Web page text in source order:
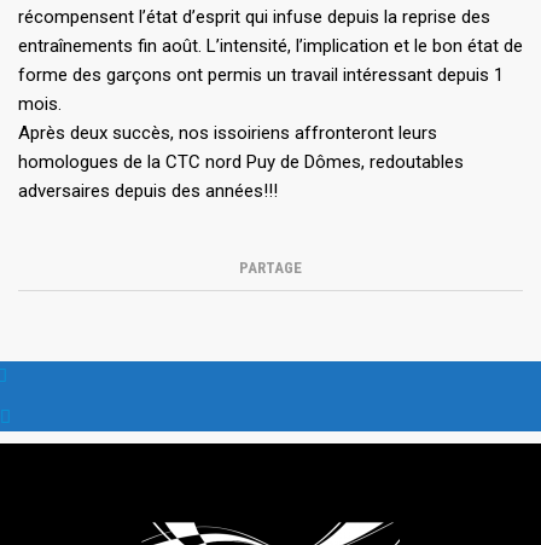
récompensent l’état d’esprit qui infuse depuis la reprise des
entraînements fin août. L’intensité, l’implication et le bon état de
forme des garçons ont permis un travail intéressant depuis 1
mois.
Après deux succès, nos issoiriens affronteront leurs
homologues de la CTC nord Puy de Dômes, redoutables
adversaires depuis des années!!!
PARTAGE